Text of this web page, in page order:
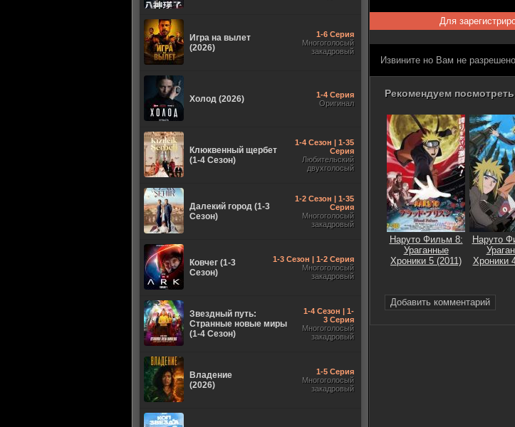
Для
Извините но Вам не
Рекомендуем посмотреть
Наруто Фильм 8:
Ураганные
Хроники 5 (2011)
Наруто
Хроники
Добавить комментарий
Игра на вылет
(2026)
1-6 Серия
Многоголосый
закадровый
Холод (2026)
1-4 Серия
Оригинал
Клюквенный щербет
(1-4 Сезон)
1-4 Сезон | 1-35
Серия
Любительский
двухголосый
Далекий город (1-3
Сезон)
1-2 Сезон | 1-35
Серия
Многоголосый
закадровый
Ковчег (1-3
Сезон)
1-3 Сезон | 1-2 Серия
Многоголосый
закадровый
Звездный путь:
Странные новые миры
(1-4 Сезон)
1-4 Сезон | 1-
3 Серия
Многоголосый
закадровый
Владение
(2026)
1-5 Серия
Многоголосый
закадровый